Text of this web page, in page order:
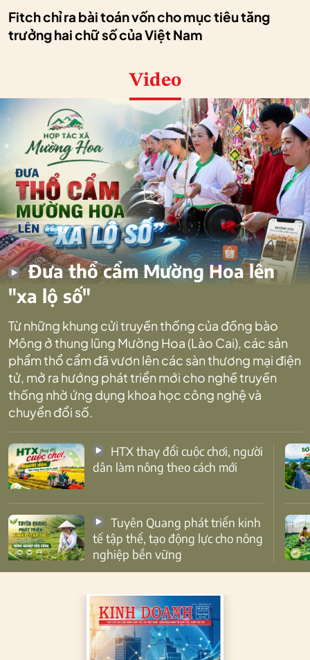
Fitch chỉ ra bài toán vốn cho mục tiêu tăng
trưởng hai chữ số của Việt Nam
Video
Đưa thổ cẩm Mường Hoa lên
"xa lộ số"
Từ những khung cửi truyền thống của đồng bào
Mông ở thung lũng Mường Hoa (Lào Cai), các sản
phẩm thổ cẩm đã vươn lên các sàn thương mại điện
tử, mở ra hướng phát triển mới cho nghề truyền
thống nhờ ứng dụng khoa học công nghệ và
chuyển đổi số.
dân làm nông theo cách mới
tế tập thể, tạo động lực cho nông
nghiệp bền vững